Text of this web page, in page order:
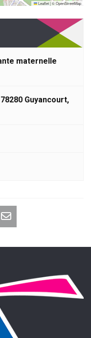
Leaflet|©OpenStreetMap
maternelle
Guyancourt,